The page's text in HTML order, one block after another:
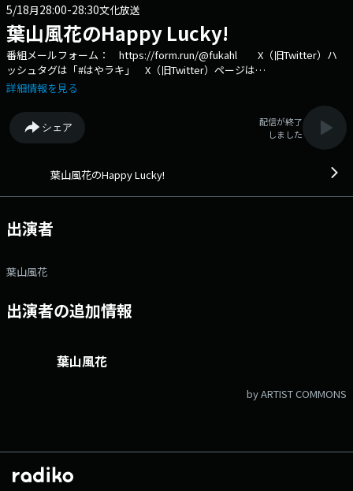
5/18月28:00-28:30文化放送
葉山風花のHappy Lucky!
番組メールフォーム： https://form.run/@fukahl X（旧Twitter）ハ
ッシュタグは「#はやラキ」 X（旧Twitter）ページは
「https://x.com/hylkhp1134」 声優の葉山風花がパーソナリティ
いたします！ 文化放送公式X（旧Twitter）アカウントは
「@joqrpr」 文化放送公式X（旧Twitter）ハッシュタグは「#文化放
送」 文化放送公式facebookページは
「@joqr_916」
詳細情報を見る
シェア
配信が終了
しました
葉山風花のHappy Lucky!
出演者
葉山風花
出演者の追加情報
葉山風花
by ARTIST COMMONS